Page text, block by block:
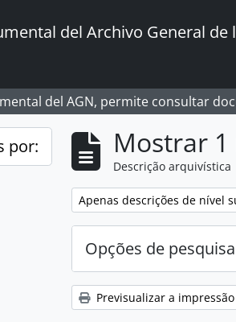
del Archivo General de
del AGN, permite consultar
por: Mostrar
Descrição arquivística
Remover filtro:
Apenas descrições de nível
Opções de
Previsualizar a impressão